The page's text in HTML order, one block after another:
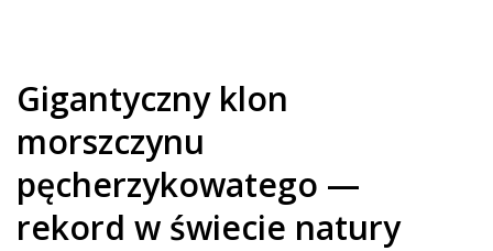
Gigantyczny klon
morszczynu
pęcherzykowatego —
rekord w świecie natury